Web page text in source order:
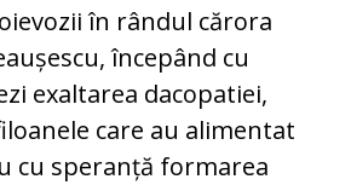
în rândul cărora
începând cu
exaltarea dacopatiei,
care au alimentat
cu speranță formarea